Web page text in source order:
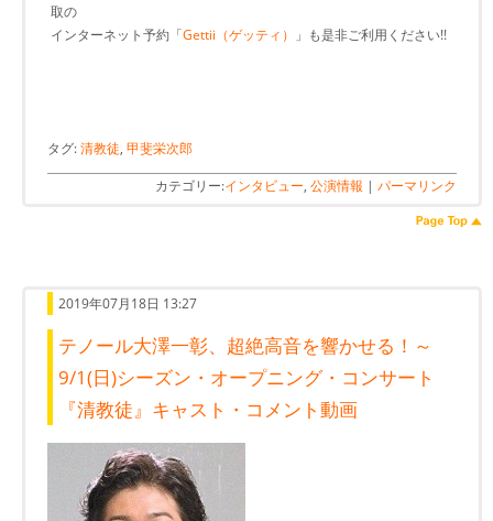
取の
インターネット予約「Gettii（ゲッティ） 」も是非ご利用ください!!
タグ:清教徒, 甲斐栄次郎
カテゴリー:インタビュー, 公演情報 | パーマリンク
2019年07月18日 13:27
テノール大澤一彰、超絶高音を響かせる！～
9/1(日)シーズン・オープニング・コンサート
『清教徒』キャスト・コメント動画